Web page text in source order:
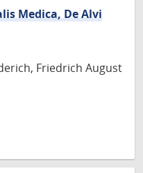
Medica, De Alvi
Friedrich August